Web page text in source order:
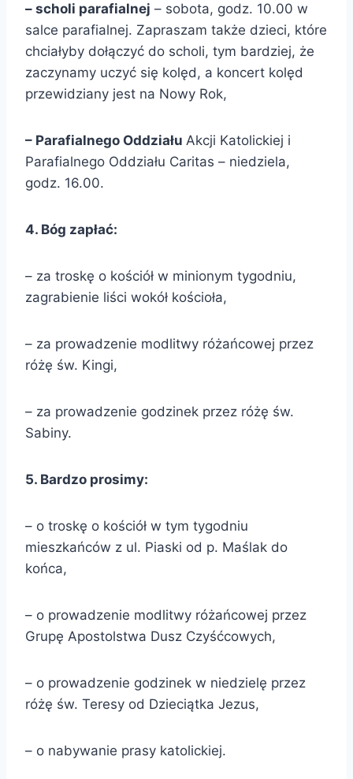
– scholi parafialnej – sobota, godz. 10.00 w
salce parafialnej. Zapraszam także dzieci, które
chciałyby dołączyć do scholi, tym bardziej, że
zaczynamy uczyć się kolęd, a koncert kolęd
przewidziany jest na Nowy Rok,
– Parafialnego Oddziału Akcji Katolickiej i
Parafialnego Oddziału Caritas – niedziela,
godz. 16.00.
4. Bóg zapłać:
– za troskę o kościół w minionym tygodniu,
zagrabienie liści wokół kościoła,
– za prowadzenie modlitwy różańcowej przez
różę św. Kingi,
– za prowadzenie godzinek przez różę św.
Sabiny.
5. Bardzo prosimy:
– o troskę o kościół w tym tygodniu
mieszkańców z ul. Piaski od p. Maślak do
końca,
– o prowadzenie modlitwy różańcowej przez
Grupę Apostolstwa Dusz Czyśćcowych,
– o prowadzenie godzinek w niedzielę przez
różę św. Teresy od Dzieciątka Jezus,
– o nabywanie prasy katolickiej.